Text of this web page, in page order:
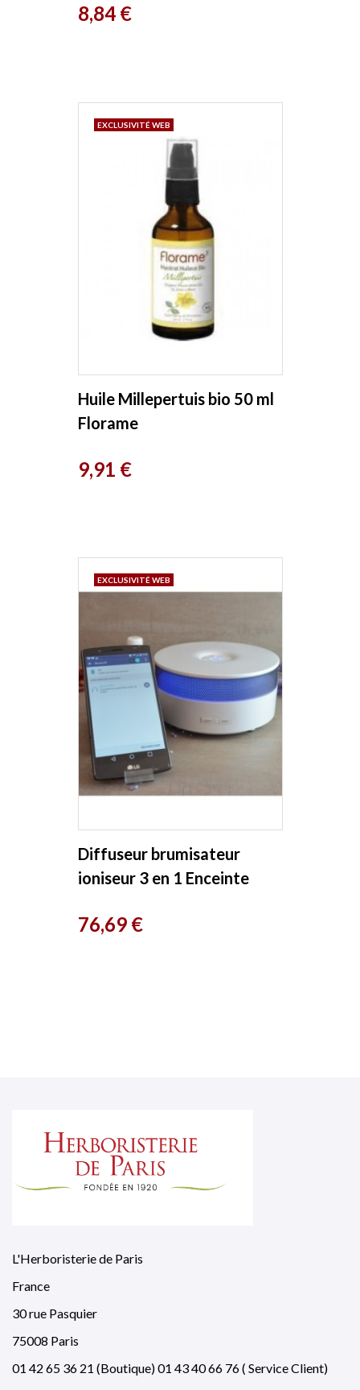
Prix
8,84 €
Huile Millepertuis bio 50 ml
Florame
Prix
9,91 €
EXCLUSIVITÉ WEB
Diffuseur brumisateur
ioniseur 3 en 1 Enceinte
Prix
76,69 €
EXCLUSIVITÉ WEB
L'Herboristerie de Paris
France
30 rue Pasquier
75008 Paris
01 42 65 36 21 (Boutique) 01 43 40 66 76 ( Service Client)